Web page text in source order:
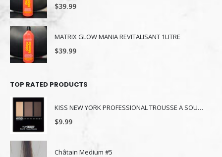
$39.99
MATRIX GLOW MANIA REVITALISANT 1LITRE
$39.99
TOP RATED PRODUCTS
KISS NEW YORK PROFESSIONAL TROUSSE A SOURCILS KBK03
$9.99
Châtain Medium #5